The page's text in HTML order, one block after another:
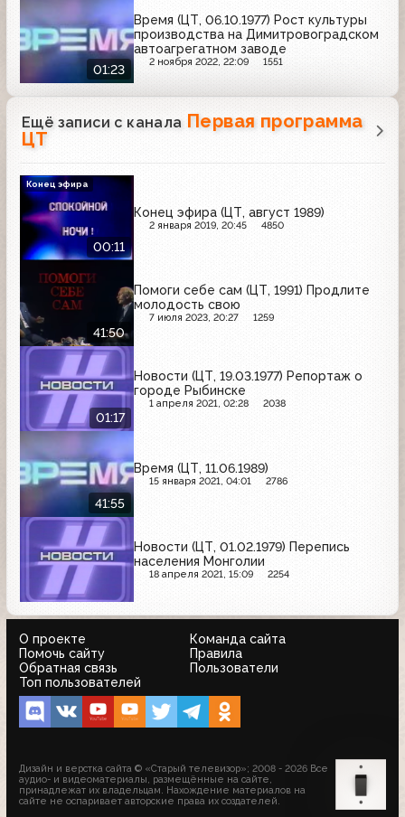
01:23
Время (ЦТ, 06.10.1977) Рост культуры
производства на Димитровоградском
автоагрегатном заводе
2 ноября 2022, 22:09 1551
Ещё записи с канала Первая программа
ЦТ
00:11
Конец эфира (ЦТ, август 1989)
2 января 2019, 20:45 4850
Конец эфира
41:50
Помоги себе сам (ЦТ, 1991) Продлите
молодость свою
7 июля 2023, 20:27 1259
01:17
Новости (ЦТ, 19.03.1977) Репортаж о
городе Рыбинске
1 апреля 2021, 02:28 2038
41:55
Время (ЦТ, 11.06.1989)
15 января 2021, 04:01 2786
Новости (ЦТ, 01.02.1979) Перепись
населения Монголии
18 апреля 2021, 15:09 2254
О проекте
Команда сайта
Помочь сайту
Правила
Обратная связь
Пользователи
Топ пользователей
Дизайн и верстка сайта © «Старый телевизор»; 2008 - 2026 Все
аудио- и видеоматериалы, размещённые на сайте,
принадлежат их владельцам. Нахождение материалов на
сайте не оспаривает авторские права их создателей.